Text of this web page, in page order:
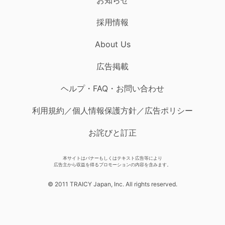
採用情報
About Us
広告掲載
ヘルプ・FAQ・お問い合わせ
利用規約／個人情報保護方針／広告ポリシー
お詫びと訂正
本サイトはバナーもしくはテキスト広告等により
広告主から収益を得るプロモーションの内容を含みます。
© 2011 TRAICY Japan, Inc. All rights reserved.